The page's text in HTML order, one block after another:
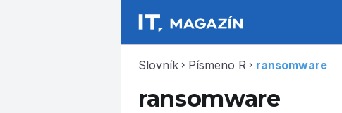
Slovník chevron_right Písmeno R chevron_right ransomware
ransomware